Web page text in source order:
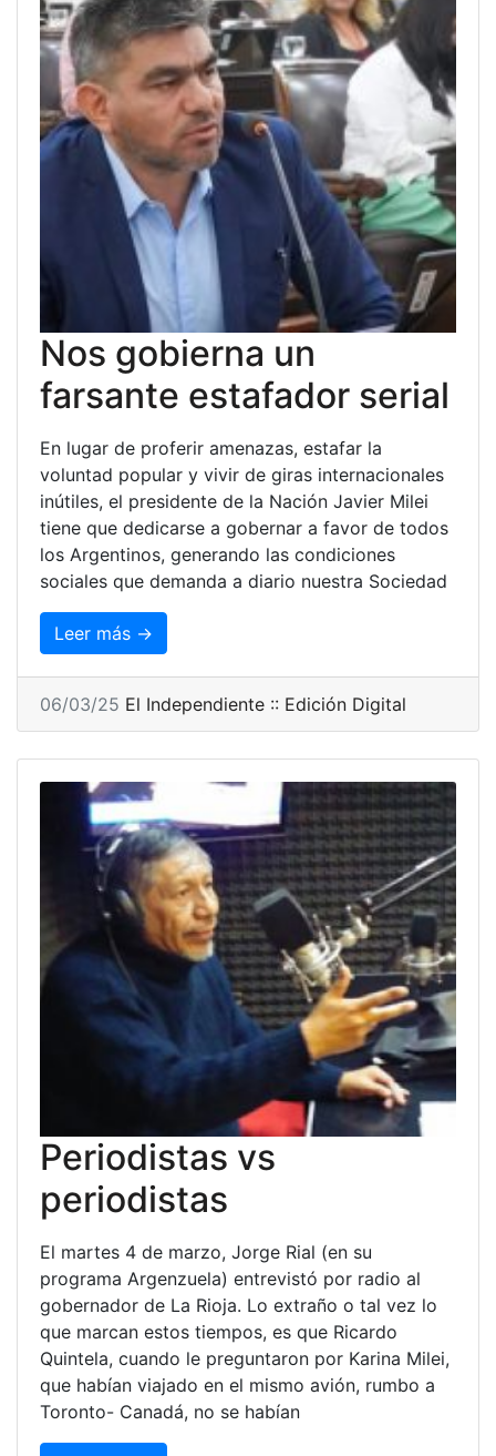
Nos gobierna un
farsante estafador serial
En lugar de proferir amenazas, estafar la
voluntad popular y vivir de giras internacionales
inútiles, el presidente de la Nación Javier Milei
tiene que dedicarse a gobernar a favor de todos
los Argentinos, generando las condiciones
sociales que demanda a diario nuestra Sociedad
Leer más →
06/03/25 El Independiente :: Edición Digital
Periodistas vs
periodistas
El martes 4 de marzo, Jorge Rial (en su
programa Argenzuela) entrevistó por radio al
gobernador de La Rioja. Lo extraño o tal vez lo
que marcan estos tiempos, es que Ricardo
Quintela, cuando le preguntaron por Karina Milei,
que habían viajado en el mismo avión, rumbo a
Toronto- Canadá, no se habían